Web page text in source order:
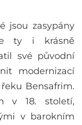
jsou zasypány
ty i krásně
své původní
modernizací
Bensafrim.
v 18. století,
v barokním